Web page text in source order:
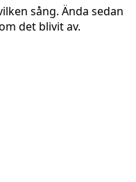
sång. Ända sedan
det blivit av.